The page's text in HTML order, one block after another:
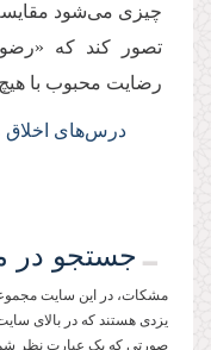
چیزی می‌شود مقایسه
تصور کند که
رضایت محبوب با
درس‌های اخلاق
جستجو در
مشکات، در این سایت
یزدی هستند که در بالای
صورتی که یک عبارت نظر